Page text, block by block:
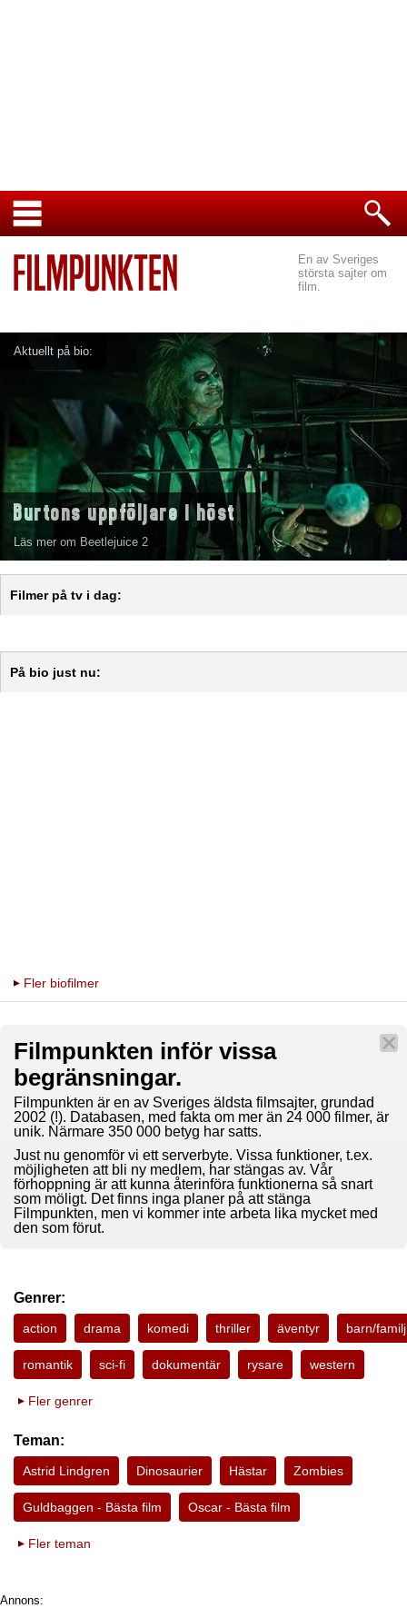
En av Sveriges
största sajter om
film.
Aktuellt på bio:
Burtons uppföljare i höst
Läs mer om Beetlejuice 2
Filmer på tv i dag:
På bio just nu:
Fler biofilmer
Filmpunkten inför vissa
begränsningar.
Filmpunkten är en av Sveriges äldsta filmsajter, grundad
2002 (!). Databasen, med fakta om mer än 24 000 filmer, är
unik. Närmare 350 000 betyg har satts.
Just nu genomför vi ett serverbyte. Vissa funktioner, t.ex.
möjligheten att bli ny medlem, har stängas av. Vår
förhoppning är att kunna återinföra funktionerna så snart
som möligt. Det finns inga planer på att stänga
Filmpunkten, men vi kommer inte arbeta lika mycket med
den som förut.
Genrer:
action drama komedi thriller äventyr barn/familj
romantik sci-fi dokumentär rysare western
Fler genrer
Teman:
Astrid Lindgren Dinosaurier Hästar Zombies
Guldbaggen - Bästa film Oscar - Bästa film
Fler teman
Annons: